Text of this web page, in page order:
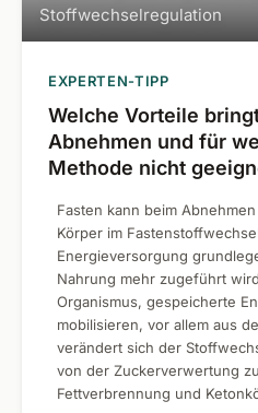
Stoffwechselregulation
EXPERTEN-TIPP
Welche Vorteile
Abnehmen und für
Methode nicht
Fasten kann beim
Körper im
Energieversorgung
Nahrung mehr zugeführt
Organismus, gespeicherte
mobilisieren, vor allem aus
verändert sich der
von der Zuckerverwertung
Fettverbrennung und